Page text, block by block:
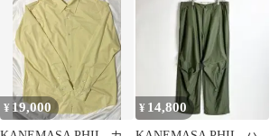
¥ 19,000 ¥ 14,800